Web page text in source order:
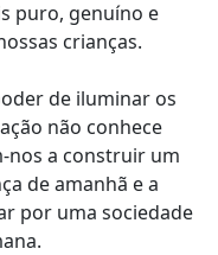
puro, genuíno e
crianças.
de iluminar os
não conhece
nos a construir um
de amanhã e a
por uma sociedade